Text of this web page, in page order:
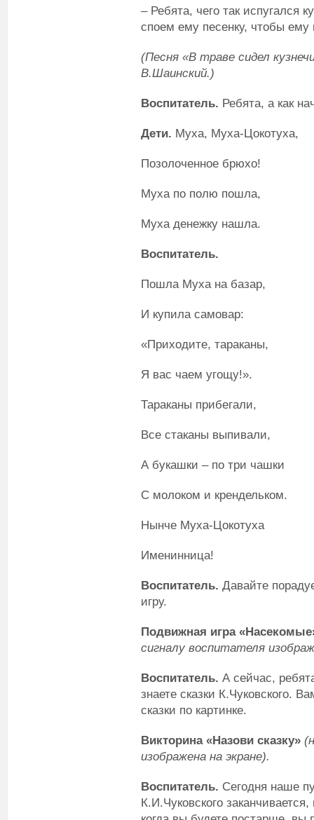
– Ребята, чего так испугался
споем ему песенку, чтобы
(Песня «В траве сидел
В.Шаинский.)
Воспитатель. Ребята, а как
Дети. Муха, Муха-Цокотуха,
Позолоченное брюхо!
Муха по полю пошла,
Муха денежку нашла.
Воспитатель.
Пошла Муха на базар,
И купила самовар:
«Приходите, тараканы,
Я вас чаем угощу!».
Тараканы прибегали,
Все стаканы выпивали,
А букашки – по три чашки
С молоком и крендельком.
Нынче Муха-Цокотуха
Именинница!
Воспитатель. Давайте
игру.
Подвижная игра
сигналу воспитателя
Воспитатель. А сейчас,
знаете сказки К.Чуковского.
сказки по картинке.
Викторина «Назови сказку»
изображена на экране).
Воспитатель. Сегодня наше
К.И.Чуковского